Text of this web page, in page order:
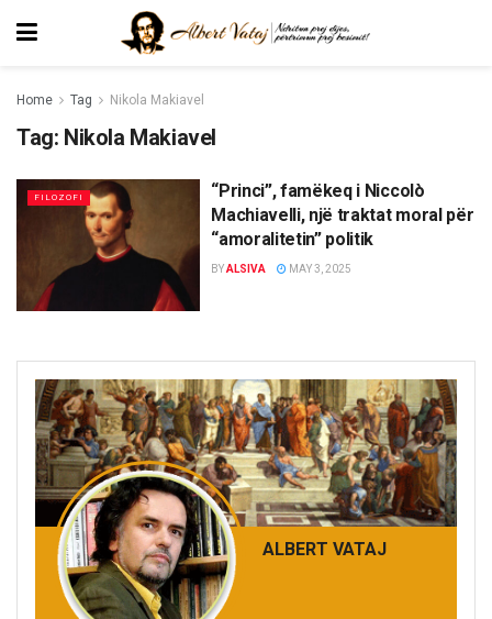
Home Tag Nikola Makiavel
Tag: Nikola Makiavel
FILOZOFI
“Princi”, famëkeq i Niccolò
Machiavelli, një traktat moral për
“amoralitetin” politik
BYALSIVA MAY 3, 2025
ALBERT VATAJ